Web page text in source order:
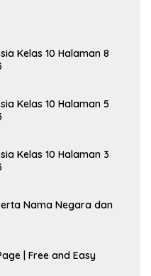
Kelas 10 Halaman 8
Kelas 10 Halaman 5
Kelas 10 Halaman 3
Nama Negara dan
| Free and Easy